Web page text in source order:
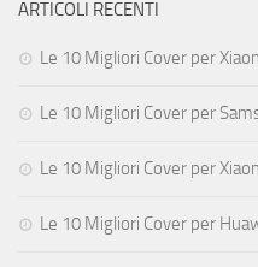
ARTICOLI RECENTI
Le 10 Migliori Cover per
Le 10 Migliori Cover per
Le 10 Migliori Cover per
Le 10 Migliori Cover per